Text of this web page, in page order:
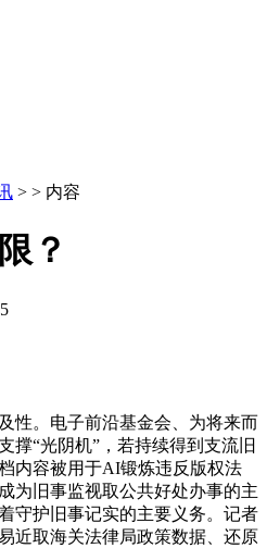
> > 内容
？
。电子前沿基金会、为将来而
撑“光阴机”，若持续得到支流旧
内容被用于AI锻炼违反版权法
为旧事监视取公共好处办事的主
守护旧事记实的主要义务。记者
近取海关法律局政策数据、还原